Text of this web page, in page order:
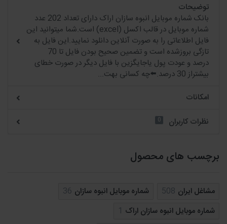
توضیحات
بانک شماره موبایل انبوه سازان اراک دارای تعداد 202 عدد
شماره موبایل در قالب اکسل (excel) است.شما میتوانید این
فایل اطلاعاتی را به صورت آنلاین دانلود نمایید.این فایل به
تازگی بروزشده است و تضمین صحیح بودن فایل تا 70
درصد و عودت پول یاجایگزین با فایل دیگر در صورت خطای
بیشتراز 30 درصد.⬅️چه کسانی بهت...
امکانات
نظرات کاربران
0
برچسب های محصول
مشاغل ایران 508 شماره موبایل انبوه سازان 36
شماره موبایل انبوه سازان اراک 1